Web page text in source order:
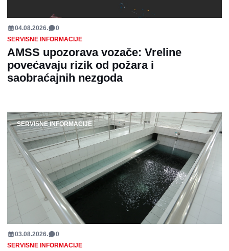
04.08.2026.
0
SERVISNE INFORMACIJE
AMSS upozorava vozače: Vreline
povećavaju rizik od požara i
saobraćajnih nezgoda
SERVISNE INFORMACIJE
03.08.2026.
0
SERVISNE INFORMACIJE